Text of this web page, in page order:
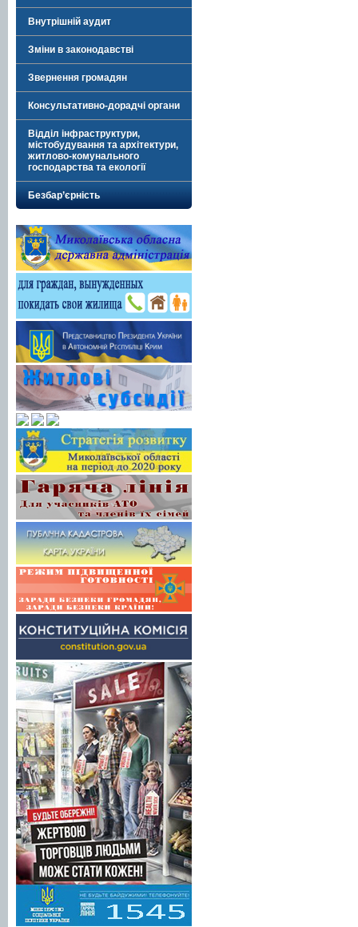
Внутрішній аудит
Зміни в законодавстві
Звернення громадян
Консультативно-дорадчі органи
Відділ інфраструктури,
містобудування та архітектури,
житлово-комунального
господарства та екології
Безбар’єрність